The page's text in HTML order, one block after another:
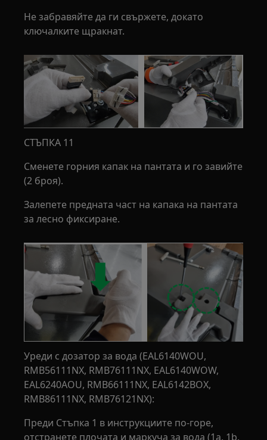
Не забравяйте да ги свържете, докато
ключалките щракнат.
СТЪПКА 11
Сменете горния капак на пантата и го завийте
(2 броя).
Залепете предната част на капака на пантата
за лесно фиксиране.
Уреди с дозатор за вода (EAL6140WOU,
RMB56111NX, RMB76111NX, EAL6140WOW,
EAL6240AOU, RMB66111NX, EAL6142BOX,
RMB86111NX, RMB76121NX):
Преди Стъпка 1 в инструкциите по-горе,
отстранете плочата и маркуча за вода (1a, 1b,